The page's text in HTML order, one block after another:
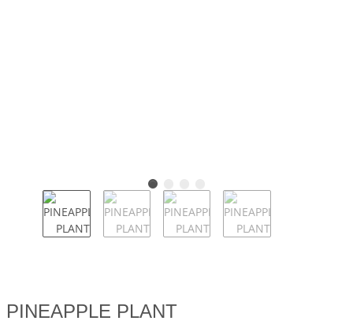
PINEAPPLE PLANT